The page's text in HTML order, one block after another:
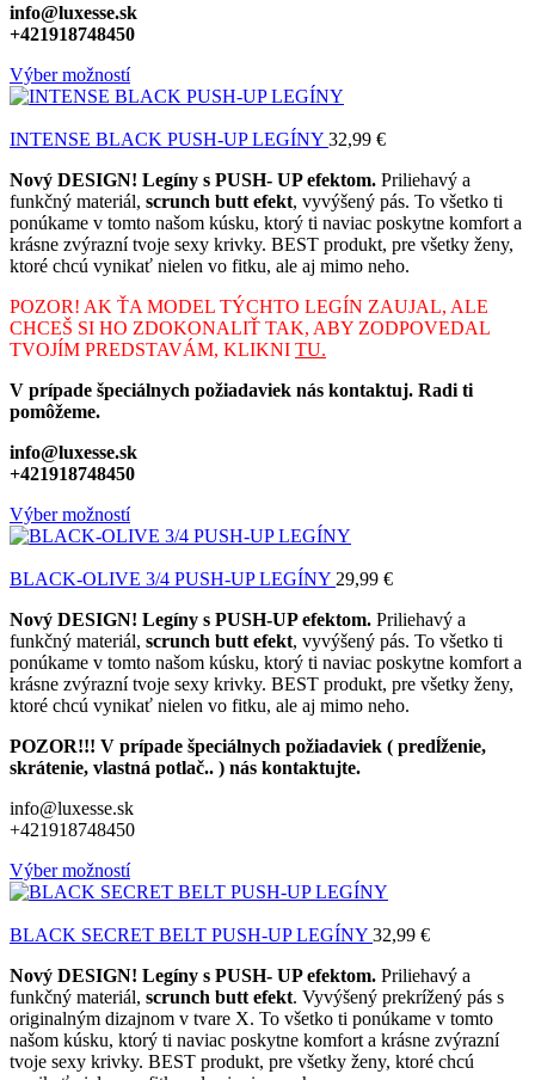
info@luxesse.sk
+421918748450
Výber možností
INTENSE BLACK PUSH-UP LEGÍNY 32,99 €
Nový DESIGN! Legíny s PUSH- UP efektom. Priliehavý a
funkčný materiál, scrunch butt efekt, vyvýšený pás. To všetko ti
ponúkame v tomto našom kúsku, ktorý ti naviac poskytne komfort a
krásne zvýrazní tvoje sexy krivky. BEST produkt, pre všetky ženy,
ktoré chcú vynikať nielen vo fitku, ale aj mimo neho.
POZOR! AK ŤA MODEL TÝCHTO LEGÍN ZAUJAL, ALE
CHCEŠ SI HO ZDOKONALIŤ TAK, ABY ZODPOVEDAL
TVOJÍM PREDSTAVÁM, KLIKNI TU.
V prípade špeciálnych požiadaviek nás kontaktuj. Radi ti
pomôžeme.
info@luxesse.sk
+421918748450
Výber možností
BLACK-OLIVE 3/4 PUSH-UP LEGÍNY 29,99 €
Nový DESIGN! Legíny s PUSH-UP efektom. Priliehavý a
funkčný materiál, scrunch butt efekt, vyvýšený pás. To všetko ti
ponúkame v tomto našom kúsku, ktorý ti naviac poskytne komfort a
krásne zvýrazní tvoje sexy krivky. BEST produkt, pre všetky ženy,
ktoré chcú vynikať nielen vo fitku, ale aj mimo neho.
POZOR!!! V prípade špeciálnych požiadaviek ( predĺženie,
skrátenie, vlastná potlač.. ) nás kontaktujte.
info@luxesse.sk
+421918748450
Výber možností
BLACK SECRET BELT PUSH-UP LEGÍNY 32,99 €
Nový DESIGN! Legíny s PUSH- UP efektom. Priliehavý a
funkčný materiál, scrunch butt efekt. Vyvýšený prekrížený pás s
originalným dizajnom v tvare X. To všetko ti ponúkame v tomto
našom kúsku, ktorý ti naviac poskytne komfort a krásne zvýrazní
tvoje sexy krivky. BEST produkt, pre všetky ženy, ktoré chcú